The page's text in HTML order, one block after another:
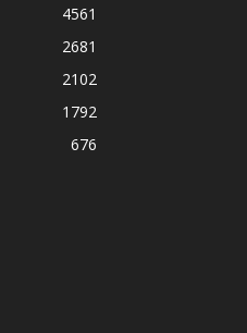
4561
2681
2102
1792
676